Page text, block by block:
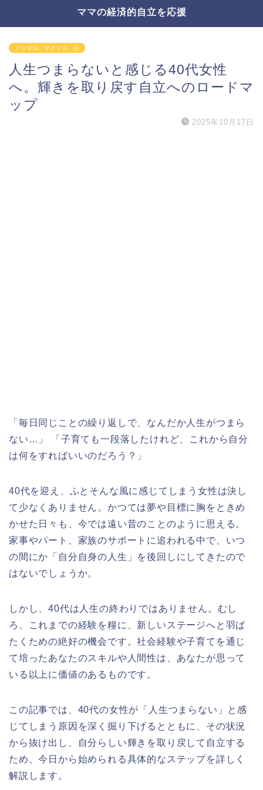
ママの経済的自立を応援
メンタル、マインド、心
人生つまらないと感じる40代女性
へ。輝きを取り戻す自立へのロードマ
ップ
2025年10月17日
「毎日同じことの繰り返しで、なんだか人生がつまら
ない…」 「子育ても一段落したけれど、これから自分
は何をすればいいのだろう？」
40代を迎え、ふとそんな風に感じてしまう女性は決し
て少なくありません。かつては夢や目標に胸をときめ
かせた日々も、今では遠い昔のことのように思える。
家事やパート、家族のサポートに追われる中で、いつ
の間にか「自分自身の人生」を後回しにしてきたので
はないでしょうか。
しかし、40代は人生の終わりではありません。むし
ろ、これまでの経験を糧に、新しいステージへと羽ば
たくための絶好の機会です。社会経験や子育てを通じ
て培ったあなたのスキルや人間性は、あなたが思って
いる以上に価値のあるものです。
この記事では、40代の女性が「人生つまらない」と感
じてしまう原因を深く掘り下げるとともに、その状況
から抜け出し、自分らしい輝きを取り戻して自立する
ため、今日から始められる具体的なステップを詳しく
解説します。